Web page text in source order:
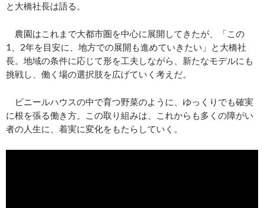
と大橋社長は語る。
農園はこれまで大都市圏を中心に展開してきたが、「この
1、2年を目安に、地方での展開も進めていきたい」と大橋社
長。地域の条件に応じて形を工夫しながら、新たなモデルにも
挑戦し、働く場の選択肢を広げていく考えだ。
ビニールハウスの中で育つ野菜のように、ゆっくりでも確実
に根を張る働き方。この取り組みは、これからも多くの障がい
者の人生に、着実に変化をもたらしていく。